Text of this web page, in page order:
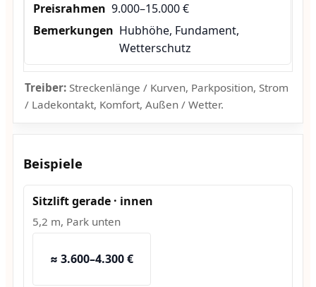
9.000–15.000 €
Hubhöhe, Fundament,
Wetterschutz
Treiber:Streckenlänge / Kurven, Parkposition, Strom
/ Ladekontakt, Komfort, Außen / Wetter.
Beispiele
Sitzlift gerade · innen
5,2 m, Park unten
≈ 3.600–4.300 €